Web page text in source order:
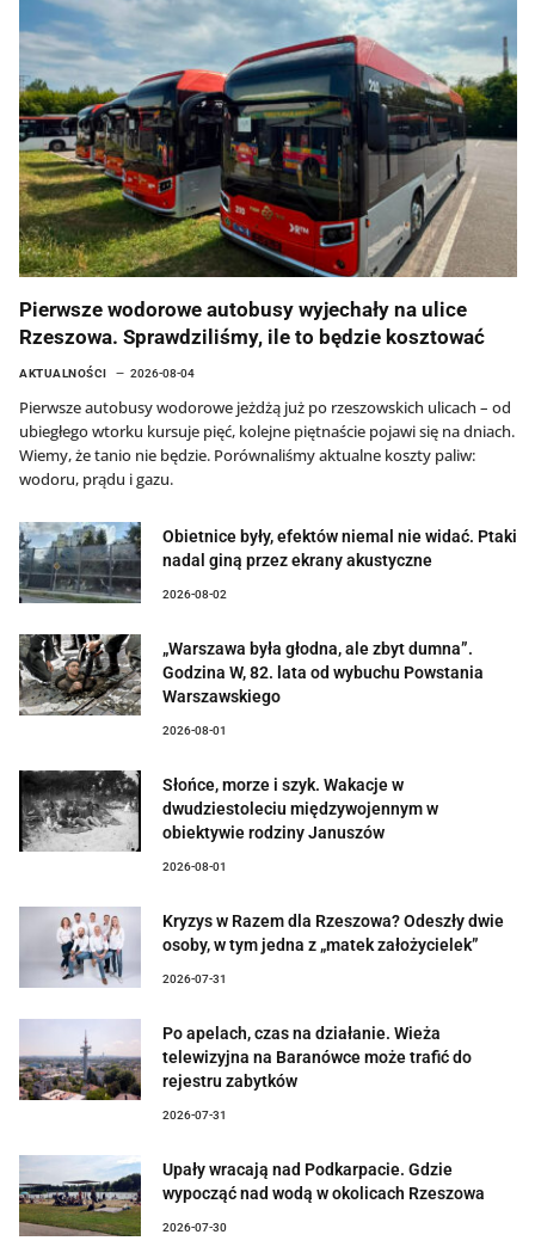
Pierwsze wodorowe autobusy wyjechały na ulice
Rzeszowa. Sprawdziliśmy, ile to będzie kosztować
AKTUALNOŚCI 2026-08-04
Pierwsze autobusy wodorowe jeżdżą już po rzeszowskich ulicach – od
ubiegłego wtorku kursuje pięć, kolejne piętnaście pojawi się na dniach.
Wiemy, że tanio nie będzie. Porównaliśmy aktualne koszty paliw:
wodoru, prądu i gazu.
Obietnice były, efektów niemal nie widać. Ptaki
nadal giną przez ekrany akustyczne
2026-08-02
„Warszawa była głodna, ale zbyt dumna”.
Godzina W, 82. lata od wybuchu Powstania
Warszawskiego
2026-08-01
Słońce, morze i szyk. Wakacje w
dwudziestoleciu międzywojennym w
obiektywie rodziny Januszów
2026-08-01
Kryzys w Razem dla Rzeszowa? Odeszły dwie
osoby, w tym jedna z „matek założycielek”
2026-07-31
Po apelach, czas na działanie. Wieża
telewizyjna na Baranówce może trafić do
rejestru zabytków
2026-07-31
Upały wracają nad Podkarpacie. Gdzie
wypocząć nad wodą w okolicach Rzeszowa
2026-07-30